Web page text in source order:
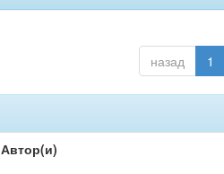
назад 1
Автор(и)